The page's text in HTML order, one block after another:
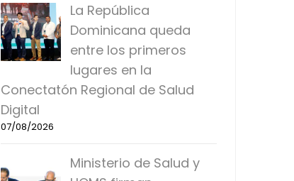
La República
Dominicana queda
entre los primeros
lugares en la
Conectatón Regional de Salud
Digital
07/08/2026
Ministerio de Salud y